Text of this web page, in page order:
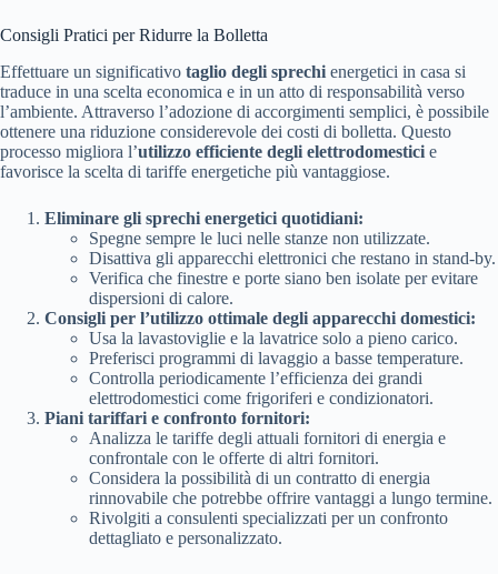
Consigli Pratici per Ridurre la Bolletta
Effettuare un significativo taglio degli sprechi energetici in casa si
traduce in una scelta economica e in un atto di responsabilità verso
l’ambiente. Attraverso l’adozione di accorgimenti semplici, è possibile
ottenere una riduzione considerevole dei costi di bolletta. Questo
processo migliora l’utilizzo efficiente degli elettrodomestici e
favorisce la scelta di tariffe energetiche più vantaggiose.
Eliminare gli sprechi energetici quotidiani:
Spegne sempre le luci nelle stanze non utilizzate.
Disattiva gli apparecchi elettronici che restano in stand-by.
Verifica che finestre e porte siano ben isolate per evitare
dispersioni di calore.
Consigli per l’utilizzo ottimale degli apparecchi domestici:
Usa la lavastoviglie e la lavatrice solo a pieno carico.
Preferisci programmi di lavaggio a basse temperature.
Controlla periodicamente l’efficienza dei grandi
elettrodomestici come frigoriferi e condizionatori.
Piani tariffari e confronto fornitori:
Analizza le tariffe degli attuali fornitori di energia e
confrontale con le offerte di altri fornitori.
Considera la possibilità di un contratto di energia
rinnovabile che potrebbe offrire vantaggi a lungo termine.
Rivolgiti a consulenti specializzati per un confronto
dettagliato e personalizzato.